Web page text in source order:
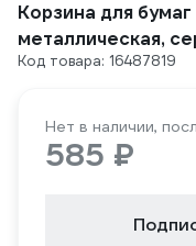
Корзина для бумаг
металлическая,
Код товара: 16487819
Нет в наличии,
585 ₽